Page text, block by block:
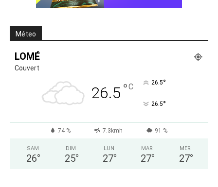
Méteo
LOMÉ
Couvert
26.5 °C 26.5°
26.5°
74 % 7.3kmh 91 %
SAM
26°
DIM
25°
LUN
27°
MAR
27°
MER
27°